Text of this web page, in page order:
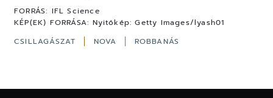
FORRÁS: IFL Science
KÉP(EK) FORRÁSA: Nyitókép: Getty Images/lyash01
CSILLAGÁSZAT
NOVA ROBBANÁS